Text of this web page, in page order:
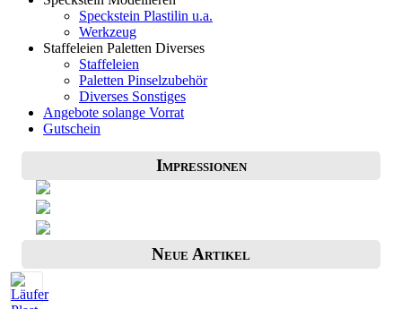
Speckstein Plastilin u.a.
Werkzeug
Staffeleien Paletten Diverses
Staffeleien
Paletten Pinselzubehör
Diverses Sonstiges
Angebote solange Vorrat
Gutschein
Impressionen
Neue Artikel